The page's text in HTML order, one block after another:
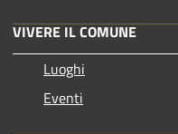
VIVERE IL COMUNE
Luoghi
Eventi